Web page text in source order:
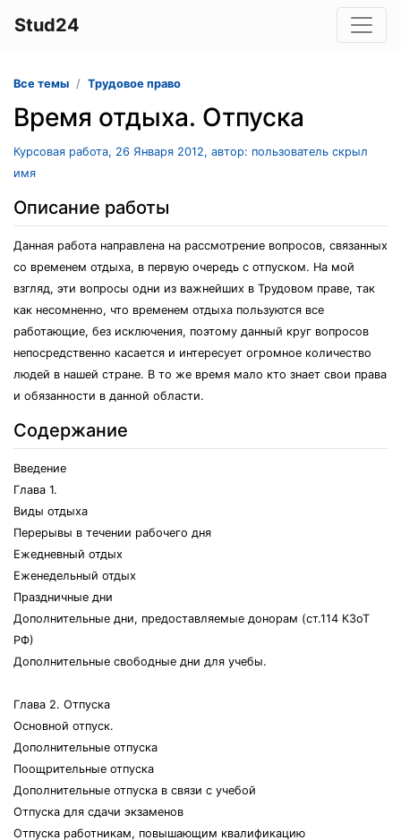
Stud24
Все темы Трудовое право
Время отдыха. Отпуска
Курсовая работа, 26 Января 2012, автор: пользователь скрыл
имя
Описание работы
Данная работа направлена на рассмотрение вопросов, связанных
со временем отдыха, в первую очередь с отпуском. На мой
взгляд, эти вопросы одни из важнейших в Трудовом праве, так
как несомненно, что временем отдыха пользуются все
работающие, без исключения, поэтому данный круг вопросов
непосредственно касается и интересует огромное количество
людей в нашей стране. В то же время мало кто знает свои права
и обязанности в данной области.
Содержание
Введение
Глава 1.
Виды отдыха
Перерывы в течении рабочего дня
Ежедневный отдых
Еженедельный отдых
Праздничные дни
Дополнительные дни, предоставляемые донорам (ст.114 КЗоТ
РФ)
Дополнительные свободные дни для учебы.
Глава 2. Отпуска
Основной отпуск.
Дополнительные отпуска
Поощрительные отпуска
Дополнительные отпуска в связи с учебой
Отпуска для сдачи экзаменов
Отпуска работникам, повышающим квалификацию